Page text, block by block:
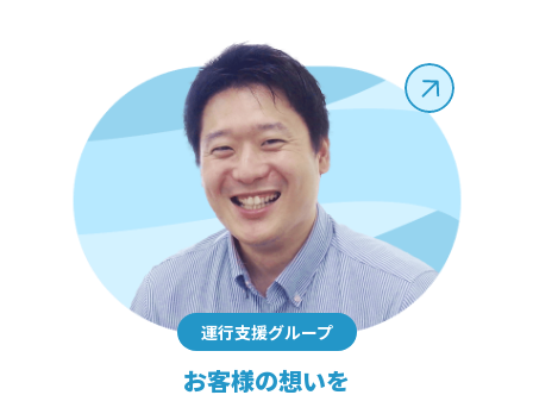
運行支援グループ
お客様の想いを